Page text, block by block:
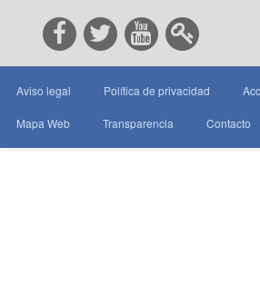
Aviso legal Política de privacidad
Mapa Web Transparencia Contacto